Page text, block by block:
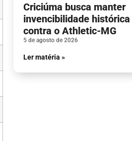
Criciúma busca manter
invencibilidade
contra o Athletic-MG
5 de agosto de 2026
Ler matéria »